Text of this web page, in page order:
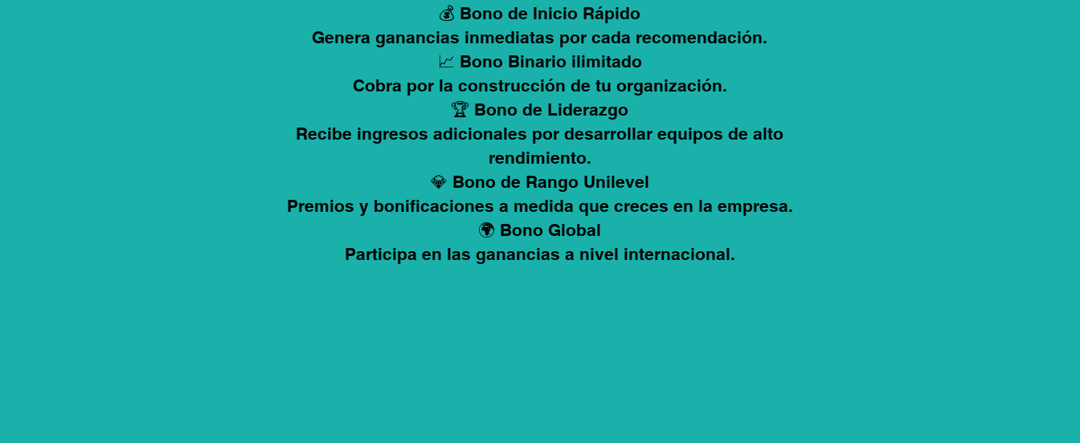
💰 Bono de Inicio Rápido
Genera ganancias inmediatas por cada recomendación.
📈 Bono Binario ilimitado
Cobra por la construcción de tu organización.
🏆 Bono de Liderazgo
Recibe ingresos adicionales por desarrollar equipos de alto
rendimiento.
💎 Bono de Rango Unilevel
Premios y bonificaciones a medida que creces en la empresa.
🌍 Bono Global
Participa en las ganancias a nivel internacional.